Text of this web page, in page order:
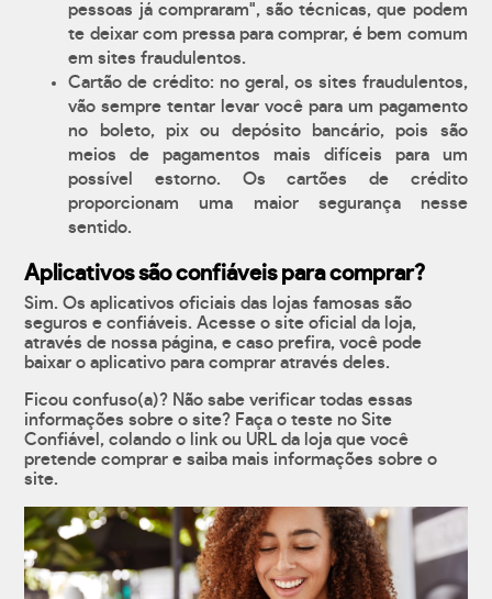
pessoas já compraram", são técnicas, que podem
te deixar com pressa para comprar, é bem comum
em sites fraudulentos.
Cartão de crédito: no geral, os sites fraudulentos,
vão sempre tentar levar você para um pagamento
no boleto, pix ou depósito bancário, pois são
meios de pagamentos mais difíceis para um
possível estorno. Os cartões de crédito
proporcionam uma maior segurança nesse
sentido.
Aplicativos são confiáveis para comprar?
Sim. Os aplicativos oficiais das lojas famosas são
seguros e confiáveis. Acesse o site oficial da loja,
através de nossa página, e caso prefira, você pode
baixar o aplicativo para comprar através deles.
Ficou confuso(a)? Não sabe verificar todas essas
informações sobre o site? Faça o teste no Site
Confiável, colando o link ou URL da loja que você
pretende comprar e saiba mais informações sobre o
site.